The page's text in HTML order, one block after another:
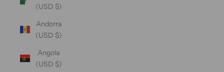
(USD $)
Andorra
(USD $)
Angola
(USD $)